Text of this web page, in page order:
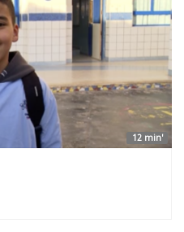
12 min'